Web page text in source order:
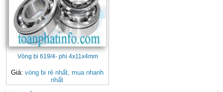
Vòng bi 619/4- phi 4x11x4mm
Giá: vòng bi rẻ nhất, mua nhanh
nhất